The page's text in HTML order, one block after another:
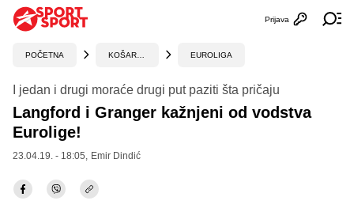
Otvori
Prijava
POČETNA EUROLIGA
I jedan i drugi moraće drugi put paziti šta pričaju
Langford i Granger kažnjeni od vodstva
Eurolige!
23.04.19. - 18:05, Emir Dindić